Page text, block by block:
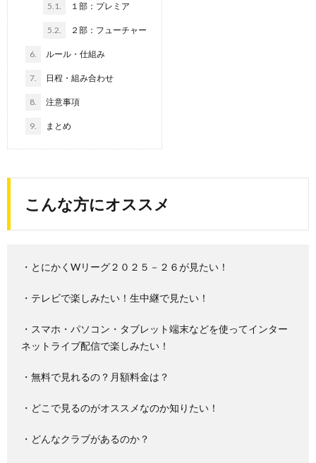
5.1. １部：プレミア
5.2. ２部：フューチャー
6. ルール・仕組み
7. 日程・組み合わせ
8. 注意事項
9. まとめ
こんな方にオススメ
・とにかくWリーグ２０２５－２６が見たい！
・テレビで楽しみたい！生中継で見たい！
・スマホ・パソコン・タブレット端末などを使ってインター
ネットライブ配信で楽しみたい！
・無料で見れるの？月額料金は？
・どこで見るのがオススメなのか知りたい！
・どんなクラブがあるのか？